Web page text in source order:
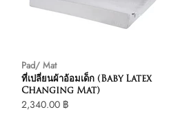
Pad/ Mat
ที่เปลี่ยนผ้าอ้อมเด็ก (Baby Latex
Changing Mat)
2,340.00 ฿